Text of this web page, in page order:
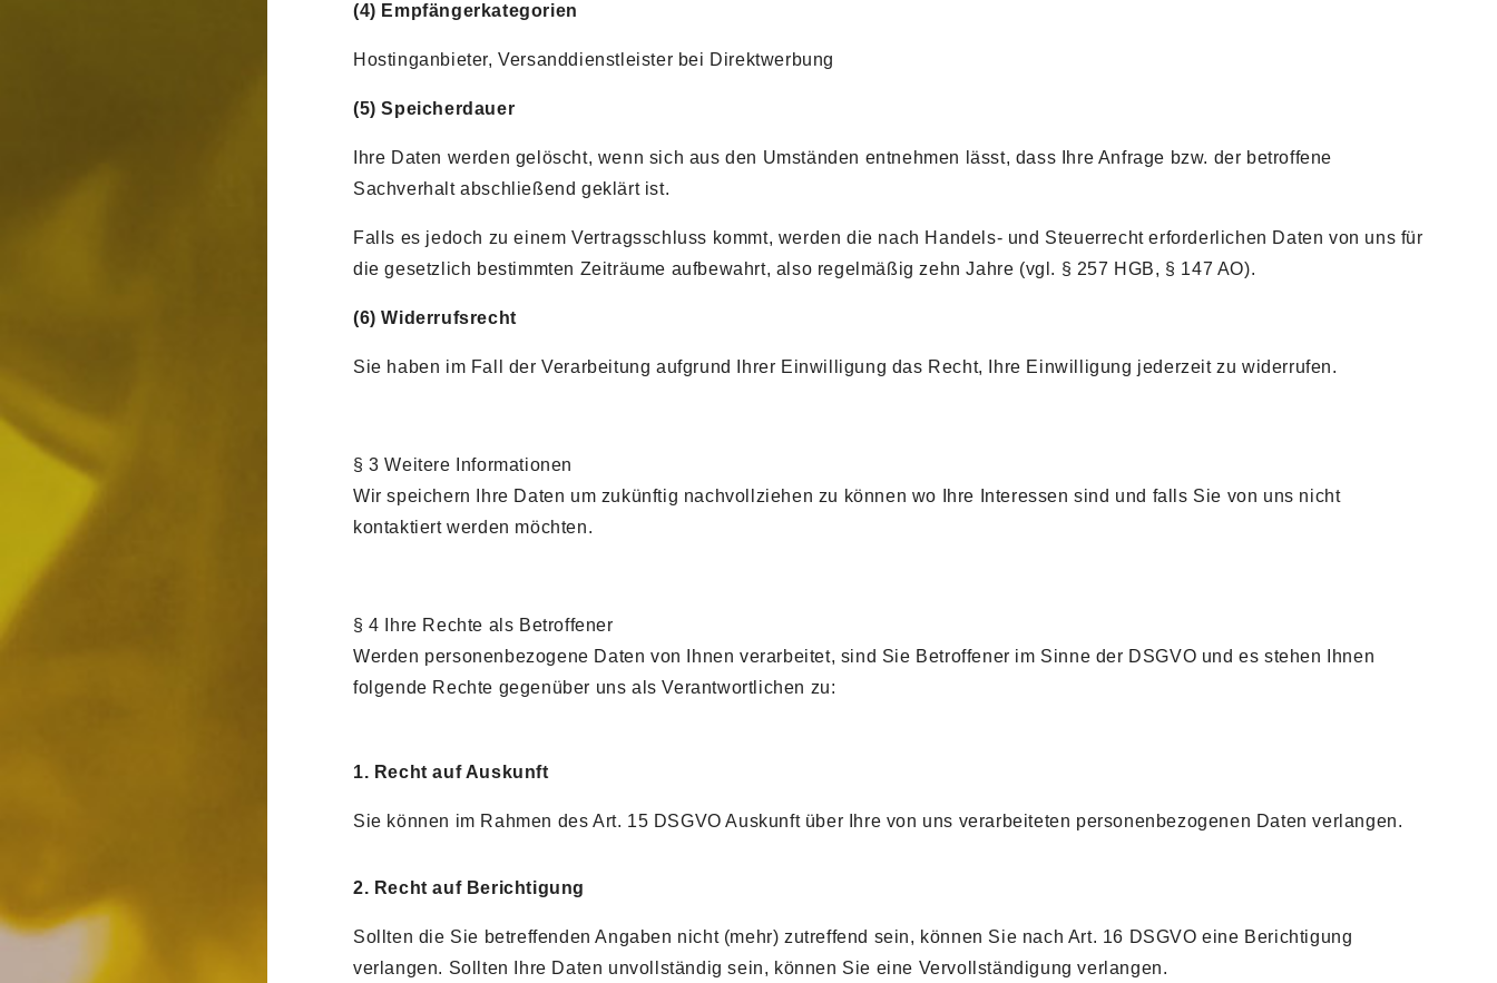
(4) Empfängerkategorien
Hostinganbieter, Versanddienstleister bei Direktwerbung
(5) Speicherdauer
Ihre Daten werden gelöscht, wenn sich aus den Umständen entnehmen lässt, dass Ihre Anfrage bzw. der betroffene
Sachverhalt abschließend geklärt ist.
Falls es jedoch zu einem Vertragsschluss kommt, werden die nach Handels- und Steuerrecht erforderlichen Daten von uns für
die gesetzlich bestimmten Zeiträume aufbewahrt, also regelmäßig zehn Jahre (vgl. § 257 HGB, § 147 AO).
(6) Widerrufsrecht
Sie haben im Fall der Verarbeitung aufgrund Ihrer Einwilligung das Recht, Ihre Einwilligung jederzeit zu widerrufen.
§ 3 Weitere Informationen
Wir speichern Ihre Daten um zukünftig nachvollziehen zu können wo Ihre Interessen sind und falls Sie von uns nicht
kontaktiert werden möchten.
§ 4 Ihre Rechte als Betroffener
Werden personenbezogene Daten von Ihnen verarbeitet, sind Sie Betroffener im Sinne der DSGVO und es stehen Ihnen
folgende Rechte gegenüber uns als Verantwortlichen zu:
1. Recht auf Auskunft
Sie können im Rahmen des Art. 15 DSGVO Auskunft über Ihre von uns verarbeiteten personenbezogenen Daten verlangen.
2. Recht auf Berichtigung
Sollten die Sie betreffenden Angaben nicht (mehr) zutreffend sein, können Sie nach Art. 16 DSGVO eine Berichtigung
verlangen. Sollten Ihre Daten unvollständig sein, können Sie eine Vervollständigung verlangen.